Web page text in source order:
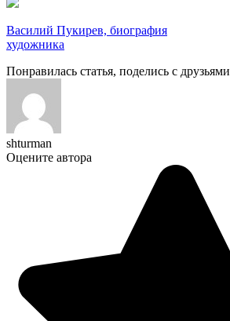
Василий Пукирев, биография
художника
Понравилась статья, поделись с друзьями
shturman
Оцените автора